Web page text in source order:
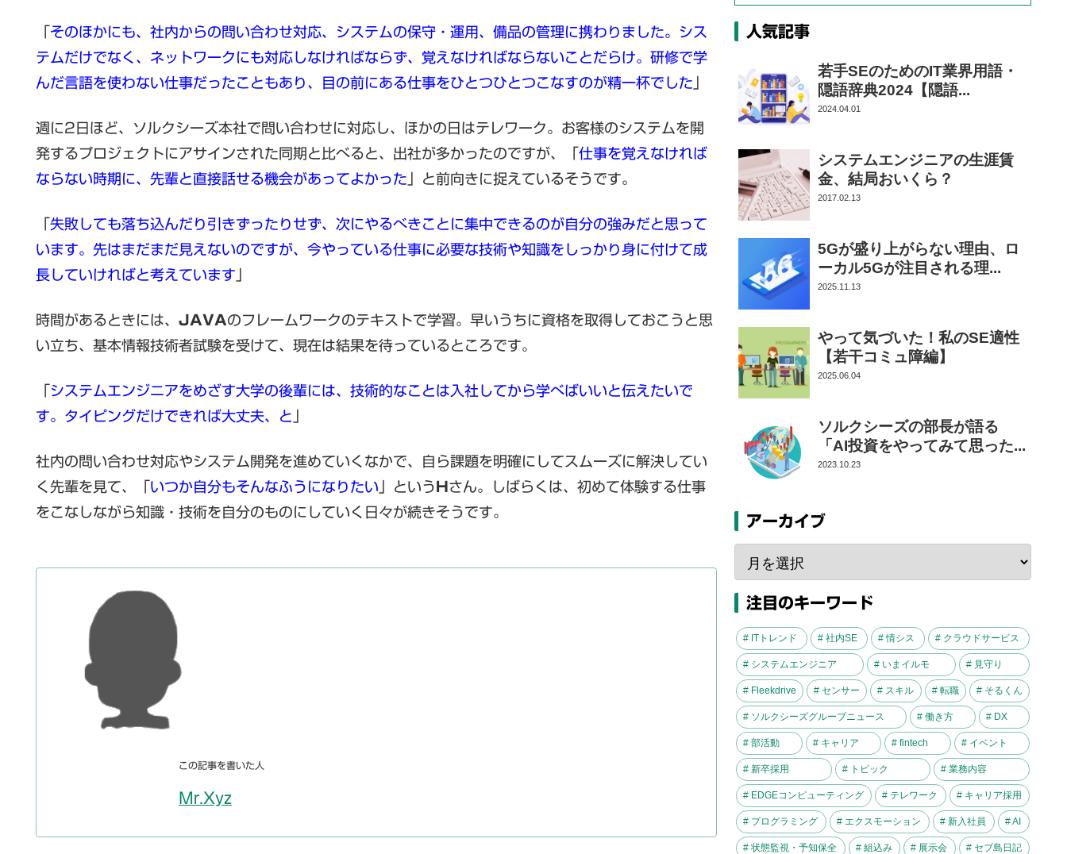
そのほかにも、社内からの問い合わせ対応、システムの保守・運用、備品の管理に携わりました。シス
テムだけでなく、ネットワークにも対応しなければならず、覚えなければならないことだらけ。研修で学
んだ言語を使わない仕事だったこともあり、目の前にある仕事をひとつひとつこなすのが精一杯でした
週に2日ほど、ソルクシーズ本社で問い合わせに対応し、ほかの日はテレワーク。お客様のシステムを開
発するプロジェクトにアサインされた同期と比べると、出社が多かったのですが、「 仕事を覚えなければ
ならない時期に、先輩と直接話せる機会があってよかった 」と前向きに捉えているそうです。
失敗しても落ち込んだり引きずったりせず、次にやるべきことに集中できるのが自分の強みだと思って
います。先はまだまだ見えないのですが、今やっている仕事に必要な技術や知識をしっかり身に付けて成
長していければと考えています
時間があるときには、 JAVAのフレームワークのテキストで学習。早いうちに資格を取得しておこうと思
い立ち、基本情報技術者試験を受けて、現在は結果を待っているところです。
システムエンジニアをめざす大学の後輩には、技術的なことは入社してから学べばいいと伝えたいで
す。タイピングだけできれば大丈夫、と
社内の問い合わせ対応やシステム開発を進めていくなかで、自ら課題を明確にしてスムーズに解決してい
く先輩を見て、「 いつか自分もそんなふうになりたい 」という H さん。しばらくは、初めて体験する仕事
をこなしながら知識・技術を自分のものにしていく日々が続きそうです。
この記事を書いた人
Mr.Xyz
人気記事
若手SEのためのIT業界用語・
隠語辞典2024【隠語...
2024.04.01
システムエンジニアの生涯賃
金、結局おいくら？
2017.02.13
5Gが盛り上がらない理由、ロ
ーカル5Gが注目される理...
2025.11.13
やって気づいた！私のSE適性
【若干コミュ障編】
2025.06.04
ソルクシーズの部長が語る
「AI投資をやってみて思った...
2023.10.23
アーカイブ
注目のキーワード
# ITトレンド # 社内SE # 情シス # クラウドサービス
# システムエンジニア # いまイルモ # 見守り
# Fleekdrive # センサー # スキル # 転職 # そるくん
# ソルクシーズグループニュース # 働き方 # DX
# 部活動 # キャリア # fintech # イベント
# 新卒採用 # トピック # 業務内容
# EDGEコンピューティング # テレワーク # キャリア採用
# プログラミング # エクスモーション # 新入社員 # AI
# 状態監視・予知保全 # 組込み # 展示会 # セブ島日記